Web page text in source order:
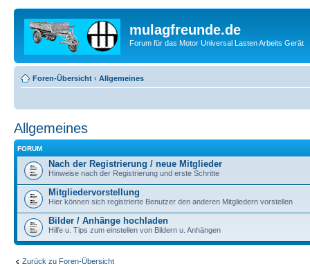
mulagfreunde.de
Forum für das Motor Universal Lasten Arbeits Gerät
Foren-Übersicht ‹ Allgemeines
Allgemeines
FORUM
Nach der Registrierung / neue Mitglieder
Hinweise nach der Registrierung und erste Schritte
Mitgliedervorstellung
Hier können sich registrierte Benutzer den anderen Mitgliedern vorstellen
Bilder / Anhänge hochladen
Hilfe u. Tips zum einstellen von Bildern u. Anhängen
Zurück zu Foren-Übersicht